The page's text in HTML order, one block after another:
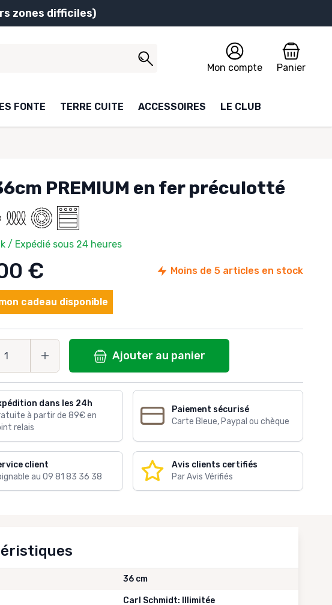
zones difficiles)
Mon compte Panier
FONTE TERRE CUITE ACCESSOIRES LE CLUB
PREMIUM en fer préculotté
/ Expédié sous 24 heures
€ Moins de 5 articles en stock
cadeau disponible
Ajouter au panier
dans les 24h
à partir de 89€ en
relais
Paiement sécurisé
Carte Bleue, Paypal ou chèque
client
au 09 81 83 36 38
Avis clients certifiés
Par Avis Vérifiés
36 cm
Carl Schmidt: Illimitée